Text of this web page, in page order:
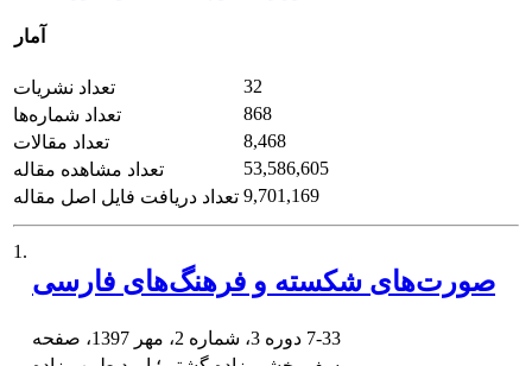
آمار
تعداد نشریات
32
تعداد شماره‌ها
868
تعداد مقالات
8,468
تعداد مشاهده مقاله
53,586,605
تعداد دریافت فایل اصل مقاله 9,701,169
1.
صورت‌های شکسته و فرهنگ‌های فارسی
7-33